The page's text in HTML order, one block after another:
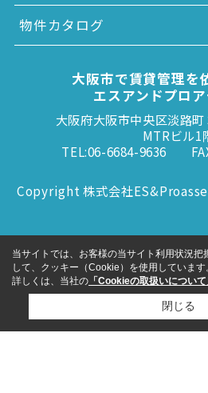
物件カタログ
大阪市で賃貸管理を
エスアンドプロ
大阪府大阪市中央区淡路
MTRビル1
TEL:06-6684-9636
Copyright 株式会社
当サイトでは、お客様の当サイト利用状況把
して、クッキー（Cookie）を使用しています
詳しくは、当社の 「Cookieの取扱いについて
閉じる